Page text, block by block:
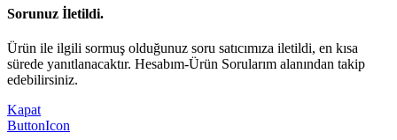
Sorunuz İletildi.
Ürün ile ilgili sormuş olduğunuz soru satıcımıza iletildi, en kısa
sürede yanıtlanacaktır. Hesabım-Ürün Sorularım alanından takip
edebilirsiniz.
Kapat
ButtonIcon